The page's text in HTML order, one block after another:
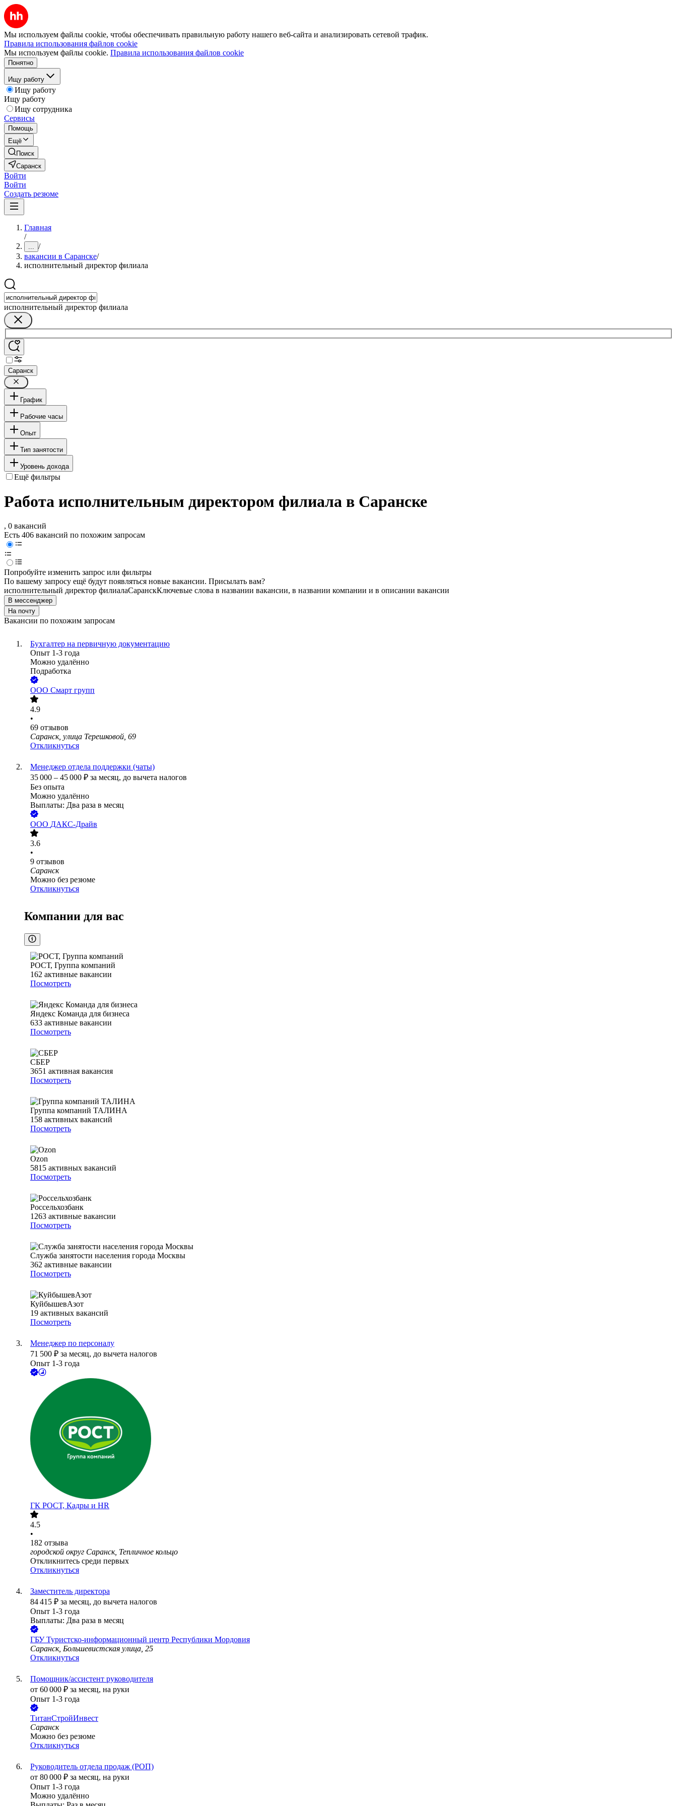
Мы используем файлы cookie, чтобы обеспечивать правильную работу нашего веб-сайта и анализировать сетевой трафик.
Правила использования файлов cookie
Мы используем файлы cookie. Правила использования файлов cookie
Понятно
Ищу работу
Ищу работу
Ищу работу
Ищу сотрудника
Сервисы
Помощь
Ещё
Поиск
Саранск
Войти
Войти
Создать резюме
Главная
/
... /
вакансии в Саранске/
исполнительный директор филиала
исполнительный директор филиала
Саранск
График
Рабочие часы
Опыт
Тип занятости
Уровень дохода
Ещё фильтры
Работа исполнительным директором филиала в Саранске
, 0 вакансий
Есть 406 вакансий по похожим запросам
Попробуйте изменить запрос или фильтры
По вашему запросу ещё будут появляться новые вакансии. Присылать вам?
исполнительный директор филиалаСаранскКлючевые слова в названии вакансии, в названии компании и в описании вакансии
В мессенджер
На почту
Вакансии по похожим запросам
Бухгалтер на первичную документацию
Опыт 1-3 года
Можно удалённо
Подработка
ООО Смарт групп
4.9
•
69 отзывов
Саранск, улица Терешковой, 69
Откликнуться
Менеджер отдела поддержки (чаты)
35 000 – 45 000 ₽ за месяц, до вычета налогов
Без опыта
Можно удалённо
Выплаты: Два раза в месяц
ООО ДАКС-Драйв
3.6
•
9 отзывов
Саранск
Можно без резюме
Откликнуться
Компании для вас
РОСТ, Группа компаний
162 активные вакансии
Посмотреть
Яндекс Команда для бизнеса
633 активные вакансии
Посмотреть
СБЕР
3651 активная вакансия
Посмотреть
Группа компаний ТАЛИНА
158 активных вакансий
Посмотреть
Ozon
5815 активных вакансий
Посмотреть
Россельхозбанк
1263 активные вакансии
Посмотреть
Служба занятости населения города Москвы
362 активные вакансии
Посмотреть
КуйбышевАзот
19 активных вакансий
Посмотреть
Менеджер по персоналу
71 500 ₽ за месяц, до вычета налогов
Опыт 1-3 года
ГК РОСТ, Кадры и HR
4.5
•
182 отзыва
городской округ Саранск, Тепличное кольцо
Откликнитесь среди первых
Откликнуться
Заместитель директора
84 415 ₽ за месяц, до вычета налогов
Опыт 1-3 года
Выплаты: Два раза в месяц
ГБУ Туристско-информационный центр Республики Мордовия
Саранск, Большевистская улица, 25
Откликнуться
Помощник/ассистент руководителя
от 60 000 ₽ за месяц, на руки
Опыт 1-3 года
ТитанСтройИнвест
Саранск
Можно без резюме
Откликнуться
Руководитель отдела продаж (РОП)
от 80 000 ₽ за месяц, на руки
Опыт 1-3 года
Можно удалённо